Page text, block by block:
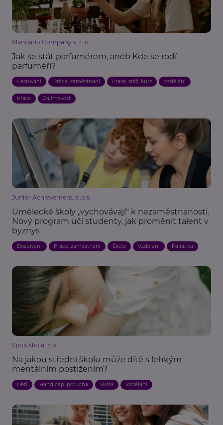
Mandario Company s. r. o.
Jak se stát parfumérem, aneb Kde se rodí
parfuméři?
Cestování Práce, zaměstnání Praxe, stáž, kurz Vzdělání
Krása Zajímavost
Junior Achievement, o.p.s.
Umělecké školy „vychovávají“ k nezaměstnanosti.
Nový program učí studenty, jak proměnit talent v
byznys
Dospívání Práce, zaměstnání Škola Vzdělání Paliativa
Spoluškola, z. s.
Na jakou střední školu může dítě s lehkým
mentálním postižením?
Děti Handicap, porucha Škola Vzdělání